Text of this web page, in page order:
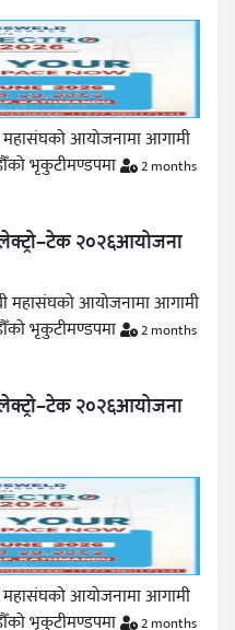
महासंघको आयोजनामा आगामी
भृकुटीमण्डपमा
2 months
२०२६आयोजना
महासंघको आयोजनामा आगामी
भृकुटीमण्डपमा
2 months
२०२६आयोजना
महासंघको आयोजनामा आगामी
भृकुटीमण्डपमा
2 months